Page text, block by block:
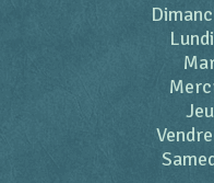
Lundi